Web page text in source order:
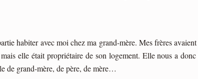
habiter avec moi chez ma grand-mère. Mes frères
elle était propriétaire de son logement. Elle nous a
de grand-mère, de père, de mère…